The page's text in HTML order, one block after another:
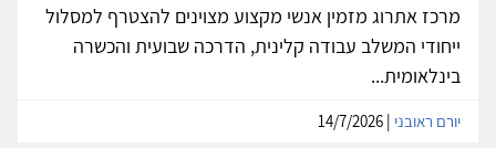
מרכז אתרוג מזמין אנשי מקצוע מצוינים להצטרף למסלול
ייחודי המשלב עבודה קלינית, הדרכה שבועית והכשרה
בינלאומית...
יורם ראובני